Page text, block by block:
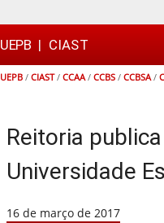
UEPB | CIAST
UEPB / CIAST/ CCAA/ CCBS / CCBSA/
Reitoria
Universidade
16 de março de 2017